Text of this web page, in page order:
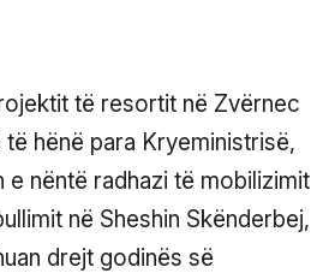
të resortit në Zvërnec
hënë para Kryeministrisë,
e nëntë radhazi të mobilizimit
në Sheshin Skënderbej,
drejt godinës së